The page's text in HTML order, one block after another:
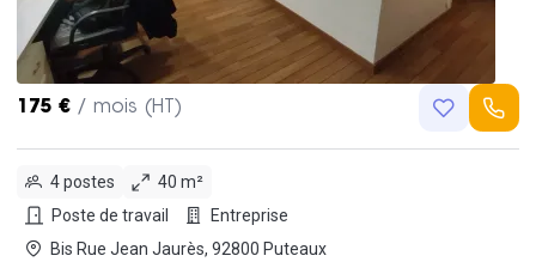
175 € / mois (HT)
4 postes
40 m²
Poste de travail
Entreprise
Bis Rue Jean Jaurès, 92800 Puteaux